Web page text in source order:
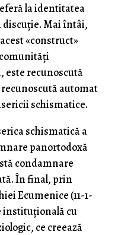
la identitatea
discuție. Mai întâi,
«construct»
este recunoscută
automat
schismatice.
schismatică a
panortodoxă
condamnare
În final, prin
Ecumenice (11-1-
instituțională cu
ce creează